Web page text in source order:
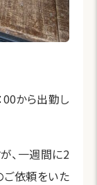
00から出勤し
、一週間に2
ご依頼をいた